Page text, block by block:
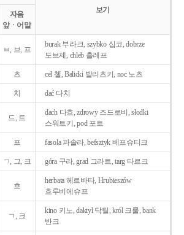
보기
자음
앞ㆍ어말
ㅂ, 브, 프
burak 부라크, szybko 십코, dobrze
도브제, chleb 흘레프
츠 cel 첼, Balicki 발리츠키, noc 노츠
치 dać 다치
드, 트
dach 다흐, zdrowy 즈드로비, słodki
스워트키, pod 포트
프 fasola 파솔라, befsztyk 베프슈티크
ㄱ, 그, 크 góra 구라, grad 그라트, targ 타르크
흐
herbata 헤르바타, Hrubieszów
흐루비에슈프
ㄱ, 크
kino 키노, daktyl 닥틸, król 크룰, bank
반크